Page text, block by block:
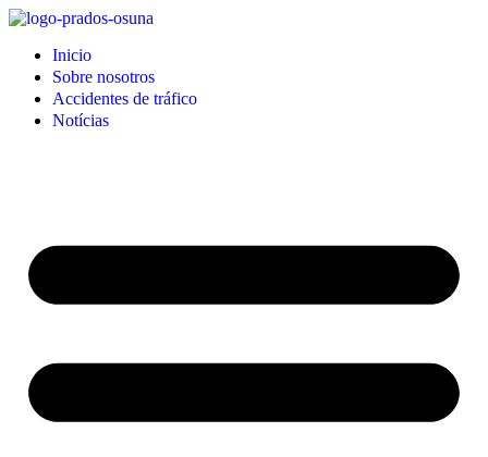
Inicio
Sobre nosotros
Accidentes de tráfico
Notícias